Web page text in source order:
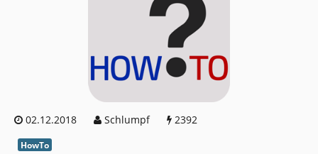
02.12.2018 Schlumpf 2392
HowTo